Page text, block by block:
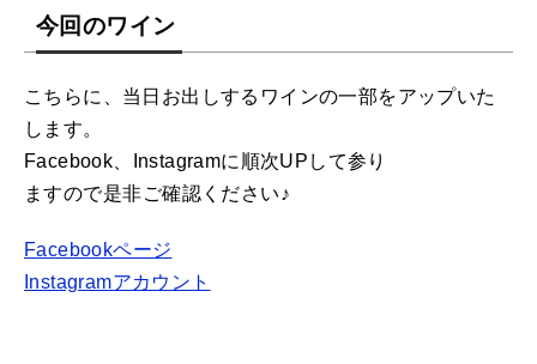
今回のワイン
こちらに、当日お出しするワインの一部をアップいた
します。
Facebook、Instagramに順次UPして参り
ますので是非ご確認ください♪
Facebookページ
Instagramアカウント